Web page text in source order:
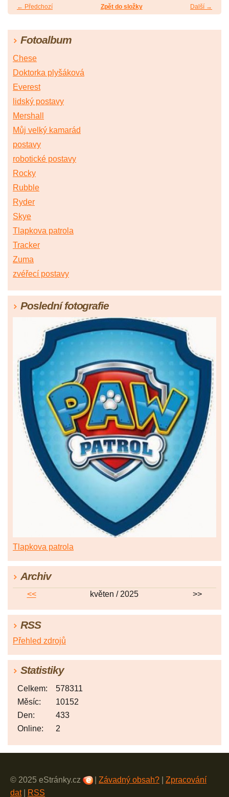
← Předchozí Další →
Zpět do složky
Fotoalbum
Chese
Doktorka plyšáková
Everest
lidský postavy
Mershall
Můj velký kamarád
postavy
robotické postavy
Rocky
Rubble
Ryder
Skye
Tlapkova patrola
Tracker
Zuma
zvéřecí postavy
Poslední fotografie
Tlapkova patrola
Archiv
<< květen / 2025 >>
RSS
Přehled zdrojů
Statistiky
Online: 2
Celkem:
578311
Měsíc:
10152
Den:
433
© 2025 eStránky.cz Závadný obsah?
Zpracování
dat| RSS